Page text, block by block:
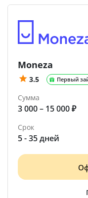
Moneza
3.5 Первый
Сумма
3 000 – 15 000 ₽
Срок
5 - 35 дней